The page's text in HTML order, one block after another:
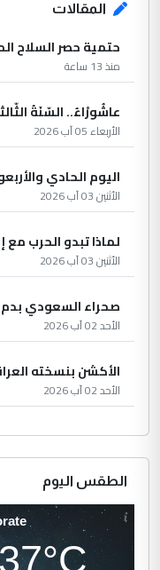
المقالات
حتمية حصر السلاح
منذ 13 ساعة
عاشُورْاءُ.. السّنَةُ
الأربعاء 05 آب 2026
اليوم الحادي
الأثنين 03 آب 2026
لماذا تبدو الحرب
الأثنين 03 آب 2026
صحراء السعودي بدم
الأحد 02 آب 2026
الأكشن بنسخته
الأحد 02 آب 2026
الطقس اليوم